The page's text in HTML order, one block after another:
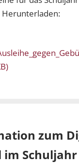
Herunterladen:
zum
im Schuljahr